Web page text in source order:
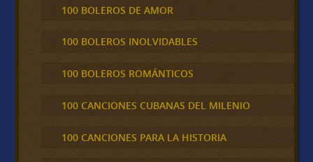
100 BOLEROS DE AMOR
100 BOLEROS INOLVIDABLES
100 BOLEROS ROMÁNTICOS
100 CANCIONES CUBANAS DEL MILENIO
100 CANCIONES PARA LA HISTORIA